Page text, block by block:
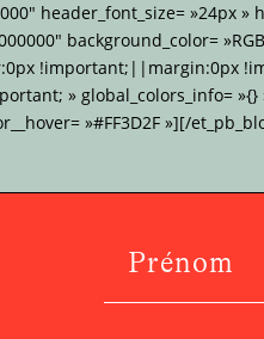
header_font_size= »24px »
background_color=
!important;||margin:0px
» global_colors_info= »{}
»#FF3D2F »][/